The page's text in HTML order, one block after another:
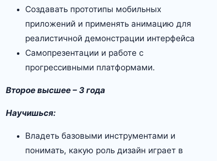
Создавать прототипы мобильных
приложений и применять анимацию для
реалистичной демонстрации интерфейса
Самопрезентации и работе с
прогрессивными платформами.
Второе высшее – 3 года
Научишься:
Владеть базовыми инструментами и
понимать, какую роль дизайн играет в